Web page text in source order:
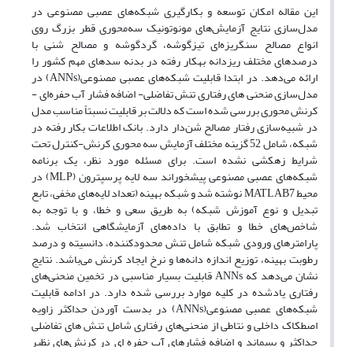
این مقاله امکان توسعه و بکارگیری شبکه‌های عصبی مصنوعی در
مدل‌سازی نتایج آزمایش‌های مونوتونیک سه‌محوری قطر بزرگ روی
انواع مصالح سنگریزه‌ای تیزگوشه، گردگوشه و مصالح شنی با
درصدهای مختلف ریزدانه بهکار رفته در بدنه سدهای مهم کشور را
ارائه می‌دهد. در ابتدا قابلیت شبکه‌های عصبی مصنوعی(ANNs) در
مدل‌سازی منحنی های رفتاری تنش تفاضلی- اضافه فشار آب حفره‌ای -
کرنش محوری بررسی شده است که دلالت بر قابلیت نسبتاً مناسب مدل
در شبیه‌سازی رفتار مصالح شن‌دار دارد. بانک اطلاعات بکار رفته در
شبکه، شامل 52 گزینه مختلف آزمایش سه محوری کرنش-کنترل تحت
شرایط زهکشی نشده است. برای مسئله مورد نظر، یک برنامه
شبکه‌های عصبی مصنوعی پیشخوراند سه لایه پرسپترون (MLP) در
محیط MATLAB7 نوشته شد و شبکه بهینه (تعداد لایه‌های مخفی، تابع
تبدیل و نوع آموزش شبکه) به طریق سعی و خطا، و با توجه به
شاخص‌های خطا و تطابق با داده‌های آزمایشگاهی انتخاب شد.
پارامترهای ورودی شبکه شامل تنش محدود‌کننده، دانسیته و درصد
رطوبت بهینه، توزیع اندازه دانه‌ها و نرخ ایجاد کرنش می‌باشد. نتایج
نشان می‌دهد که ANNs قابلیت بسیار مناسبی در تخمین منحنی‌های
رفتاری یاد‌شده در کلیه موارد بررسی شده دارد. در ادامه قابلیت
شبکه‌های عصبی مصنوعی(ANNs) در بدست آوردن حداکثر زاویه
اصطکاک داخلی و نتاطی از منحنی‌های رفتاری شامل تنش های تفاضلی
حداکثر و پسماند و اضافه فشارهای آب حفره ای در کرنش‌های نظیر